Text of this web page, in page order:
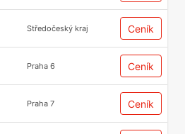
Středočeský kraj Ceník
Praha 6 Ceník
Praha 7 Ceník